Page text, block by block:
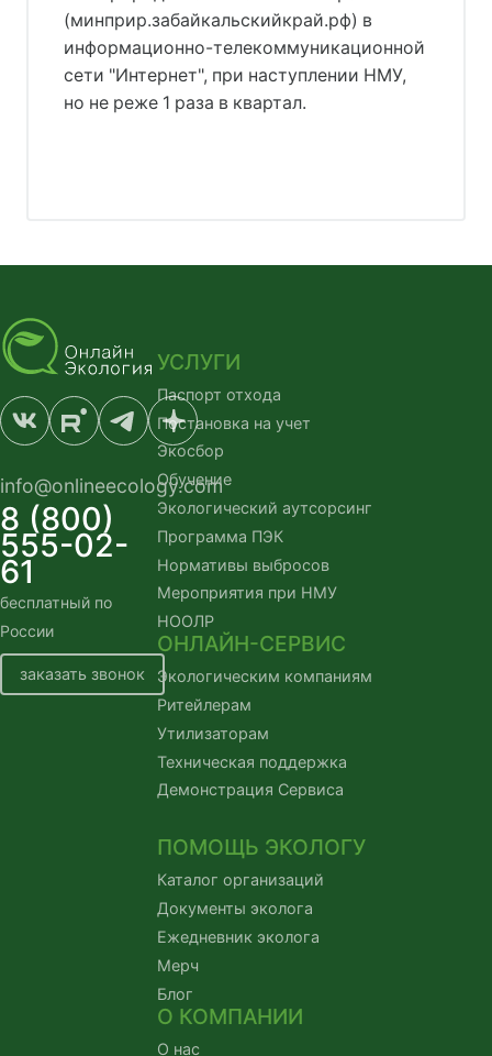
(минприр.забайкальскийкрай.рф) в
информационно-телекоммуникационной
сети "Интернет", при наступлении НМУ,
но не реже 1 раза в квартал.
info@onlineecology.com
8 (800)
555-02-
61
бесплатный по
России
заказать звонок
УСЛУГИ
Паспорт отхода
Постановка на учет
Экосбор
Обучение
Экологический аутсорсинг
Программа ПЭК
Нормативы выбросов
Мероприятия при НМУ
НООЛР
ОНЛАЙН-СЕРВИС
Экологическим компаниям
Ритейлерам
Утилизаторам
Техническая поддержка
Демонстрация Сервиса
ПОМОЩЬ ЭКОЛОГУ
Каталог организаций
Документы эколога
Ежедневник эколога
Мерч
Блог
О КОМПАНИИ
О нас